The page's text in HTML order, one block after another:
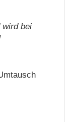
wird bei